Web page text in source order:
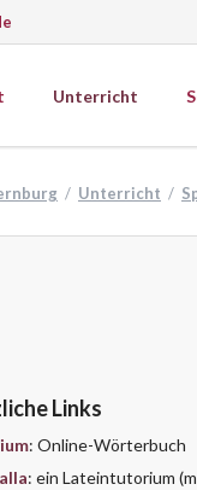
Unterricht
Unterricht
Links
: Online-Wörterbuch
: ein Lateintutorium